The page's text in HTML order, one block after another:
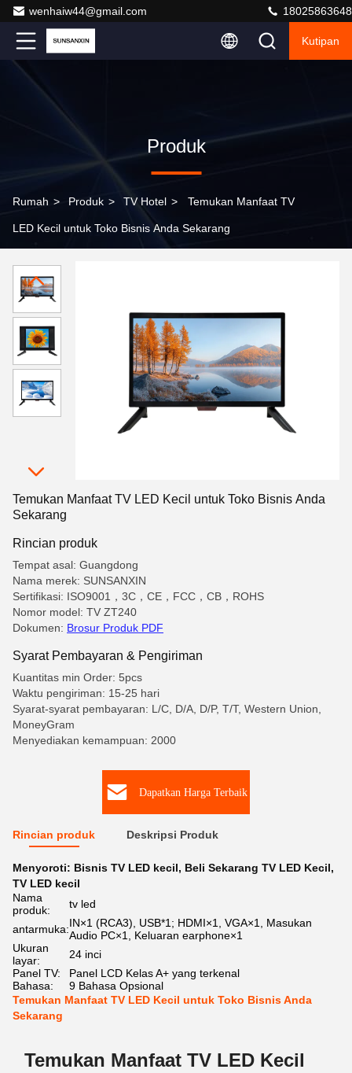
wenhaiw44@gmail.com 18025863648
Kutipan
Produk
Rumah > Produk > TV Hotel > Temukan Manfaat TV
LED Kecil untuk Toko Bisnis Anda Sekarang
Temukan Manfaat TV LED Kecil untuk Toko Bisnis Anda
Sekarang
Rincian produk
Tempat asal: Guangdong
Nama merek: SUNSANXIN
Sertifikasi: ISO9001，3C，CE，FCC，CB，ROHS
Nomor model: TV ZT240
Dokumen: Brosur Produk PDF
Syarat Pembayaran & Pengiriman
Kuantitas min Order: 5pcs
Waktu pengiriman: 15-25 hari
Syarat-syarat pembayaran: L/C, D/A, D/P, T/T, Western Union,
MoneyGram
Menyediakan kemampuan: 2000
Dapatkan Harga Terbaik
Rincian produk Deskripsi Produk
Menyoroti: Bisnis TV LED kecil, Beli Sekarang TV LED Kecil,
TV LED kecil
Nama
produk:
tv led
antarmuka:IN×1 (RCA3), USB*1; HDMI×1, VGA×1, Masukan
Audio PC×1, Keluaran earphone×1
Ukuran
layar:
24 inci
Panel TV:
Panel LCD Kelas A+ yang terkenal
Bahasa:
9 Bahasa Opsional
Temukan Manfaat TV LED Kecil untuk Toko Bisnis Anda
Sekarang
Temukan Manfaat TV LED Kecil